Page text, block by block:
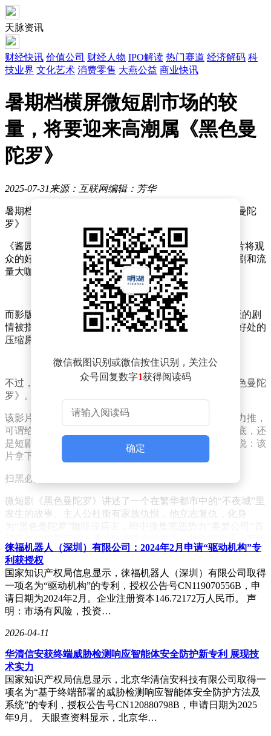
天脉资讯
财经快讯 价值公司 财经人物 IPO解读 热门赛道 经济解码 科
技业界 文化艺术 消费零售 大燕公益 商业快讯
暑期档横屏微短剧市场的较
量，将要迎来高潮属《黑色曼
陀罗》
2025-07-31 来源：互联网编辑：芳华
暑期档横屏微短剧市场的较量，将要迎来高潮属《黑色曼陀
罗》
《酱园弄·悬案》于6月21日全国上映，女子反杀犯罪大片将观
众的好奇心高高吊起，尤其是该影片中汇聚了多位影视剧和流
量大咖，绝对是难得的视觉盛宴。
而影版《长安的荔枝》也是7月25日与大家见面了，剧版的剧
情被指注水严重，争议颇多，而影版的时长则能够恰到好处的
压缩原著故事的精髓。
不过，在我看来，暑期档的最大赢家另有其人——《黑色曼陀
罗》。
该影片定档于8月1日全网上映，就连几个央媒都曾发文力推，
可谓给足了将排面。与此同时，这部新片不论是主创班底，还
是短剧演员阵容都充满了硬核气息，看完预告片后我想说：该
片拿下30亿播放量不是没可能。
扫黑必除恶，这部影片不简单
微短剧《黑色曼陀罗》讲述了一个在繁华都市中的“不夜城”里
发生的故事。主人公杜衡有家族仇恨，他立志复仇，化身
王乾的恶势力集团，并暗中配合警方斩断其拐卖少女的资金
链，最终在一场生死较量中彻底击败王乾。
观众常见的主旋律大片，无一例外都是将镜头对准了公安悬疑
预告片开场警车出动，扫除黑恶势力的老窝，伴随着一声警笛
声，一场蓄谋已久的打击拐卖少女去非洲和制造假药的故事拉
开序幕。
微信截图识别或微信按住识别，关注公
众号回复数字1获得阅读码
确定
徕福机器人（深圳）有限公司：2024年2月申请“驱动机构”专
利获授权
国家知识产权局信息显示，徕福机器人（深圳）有限公司取得
一项名为“驱动机构”的专利，授权公告号CN119070556B，申
请日期为2024年2月。企业注册资本146.72172万人民币。 声
明：市场有风险，投资…
2026-04-11
华清信安获终端威胁检测响应智能体安全防护新专利 展现技
术实力
国家知识产权局信息显示，北京华清信安科技有限公司取得一
项名为“基于终端部署的威胁检测响应智能体安全防护方法及
系统”的专利，授权公告号CN120880798B，申请日期为2025
年9月。 天眼查资料显示，北京华…